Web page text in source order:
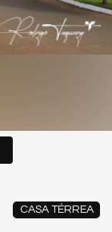
CASA TÉRREA